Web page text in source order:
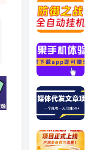
TOP8